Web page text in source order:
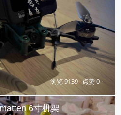
浏览 9139 · 点赞 0 ·
6寸机架